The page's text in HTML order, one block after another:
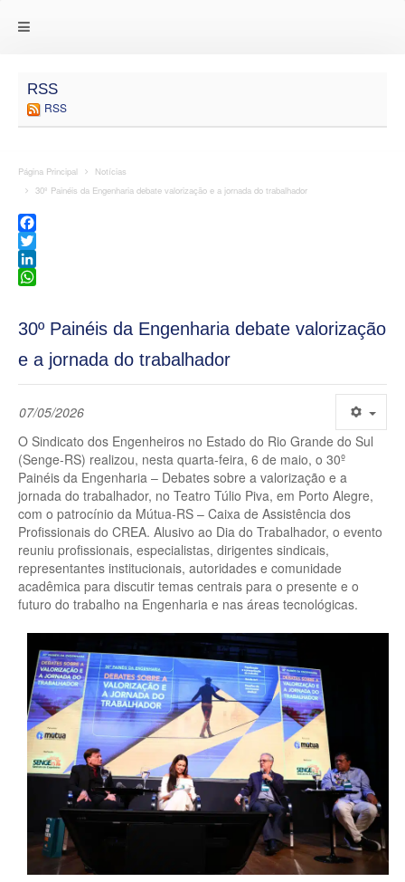
RSS
RSS
Página Principal
Notícias
30º Painéis da Engenharia debate valorização e a jornada do trabalhador
Facebook
Twitter
LinkedIn
30º Painéis da Engenharia debate valorização
e a jornada do trabalhador
07/05/2026
O Sindicato dos Engenheiros no Estado do Rio Grande do Sul
(Senge-RS) realizou, nesta quarta-feira, 6 de maio, o 30º
Painéis da Engenharia – Debates sobre a valorização e a
jornada do trabalhador, no Teatro Túlio Piva, em Porto Alegre,
com o patrocínio da Mútua-RS – Caixa de Assistência dos
Profissionais do CREA. Alusivo ao Dia do Trabalhador, o evento
reuniu profissionais, especialistas, dirigentes sindicais,
representantes institucionais, autoridades e comunidade
acadêmica para discutir temas centrais para o presente e o
futuro do trabalho na Engenharia e nas áreas tecnológicas.